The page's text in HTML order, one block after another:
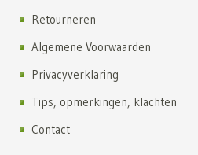
Retourneren
Algemene Voorwaarden
Privacyverklaring
Tips, opmerkingen, klachten
Contact